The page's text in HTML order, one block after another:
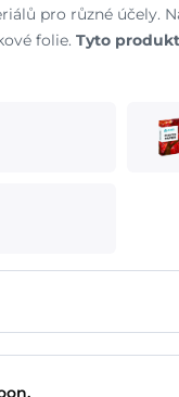
pro různé účely.
folie. Tyto